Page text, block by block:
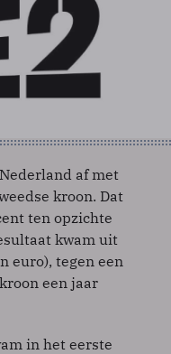
af met
kroon. Dat
ten opzichte
kwam uit
euro), tegen een
een jaar
in het eerste